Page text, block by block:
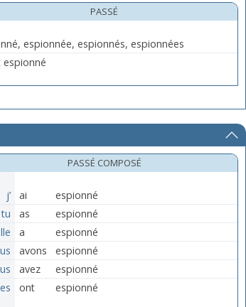
PASSÉ
espionnée, espionnés, espionnées
espionné
PASSÉ COMPOSÉ
j’ ai
espionné
tu
as
espionné
a
espionné
avons
espionné
avez
espionné
ont espionné